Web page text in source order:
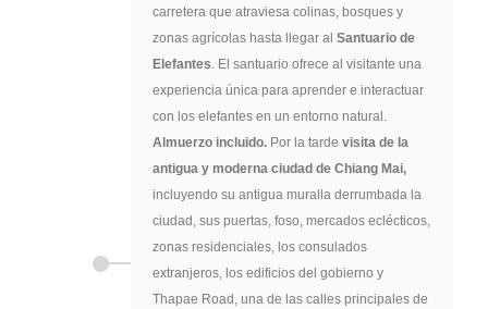
carretera que atraviesa colinas, bosques y
zonas agrícolas hasta llegar al Santuario de
Elefantes. El santuario ofrece al visitante una
experiencia única para aprender e interactuar
con los elefantes en un entorno natural.
Almuerzo incluido. Por la tarde visita de la
antigua y moderna ciudad de Chiang Mai,
incluyendo su antigua muralla derrumbada la
ciudad, sus puertas, foso, mercados eclécticos,
zonas residenciales, los consulados
extranjeros, los edificios del gobierno y
Thapae Road, una de las calles principales de